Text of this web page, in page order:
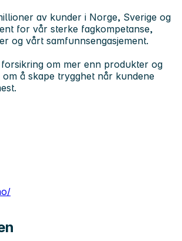
av kunder i Norge, Sverige og
for vår sterke fagkompetanse,
og vårt samfunnsengasjement.
om mer enn produkter og
å skape trygghet når kundene